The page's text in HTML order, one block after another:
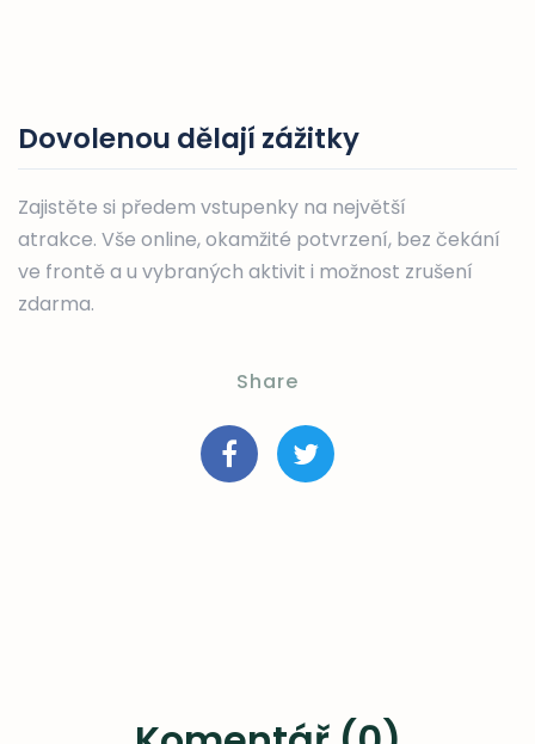
Dovolenou dělají zážitky
Zajistěte si předem vstupenky na největší
atrakce. Vše online, okamžité potvrzení, bez čekání
ve frontě a u vybraných aktivit i možnost zrušení
zdarma.
Share